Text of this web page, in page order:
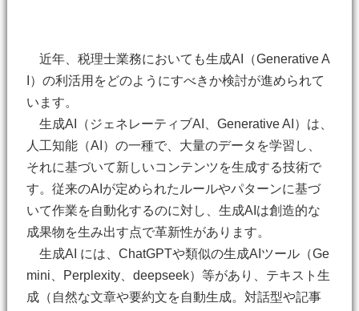
近年、税理士業務においても生成AI（Generative A
I）の利活用をどのようにすべきか検討が進められて
います。
生成AI（ジェネレーティブAI、Generative AI）は、
人工知能（AI）の一種で、大量のデータを学習し、
それに基づいて新しいコンテンツを生成する技術で
す。従来のAIが定められたルールやパターンに基づ
いて作業を自動化するのに対し、生成AIは創造的な
成果物を生み出す点で革新性があります。
生成AI には、ChatGPTや類似の生成AIツール（Ge
mini、Perplexity、deepseek）等があり、テキスト生
成（自然な文章や要約文を自動生成。対話型や記事